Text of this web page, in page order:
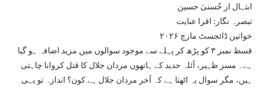
ابتہال از حُسنیٰ حسین
تبصرہ نگار: اقرا عنایت
خواتین ڈائجسٹ مارچ ۲۰۲۶
قسط نمبر ۳ کو پڑھ کر پہلے سے موجود سوالوں میں مزید اضافہ ہو گیا
ہے۔ مسز ظہیر، آئلہ حدید کے ہاتھوں مردان جلال کا قتل کروانا چاہتی
ہیں، مگر سوال یہ اٹھتا ہے کہ آخر مردان جلال ہے کون؟ اندازہ تو یہی